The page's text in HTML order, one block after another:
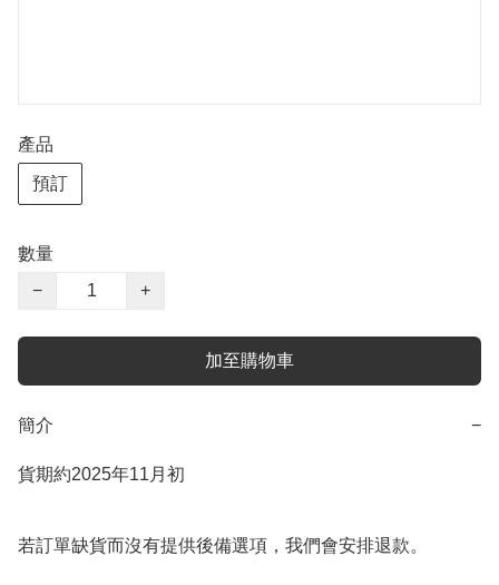
產品
預訂
數量
−
+
加至購物車
簡介 −
貨期約2025年11月初
若訂單缺貨而沒有提供後備選項，我們會安排退款。